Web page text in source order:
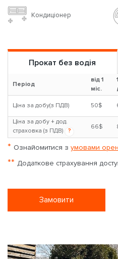
Кондиціонер
Прокат без водія
Період
від 1
міс.
Ціна за добу(з ПДВ) 50$
Ціна за добу + дод.
страховка (з ПДВ)
?
66$
* Ознайомитися з умовами
** Додаткове страхування
Замовити